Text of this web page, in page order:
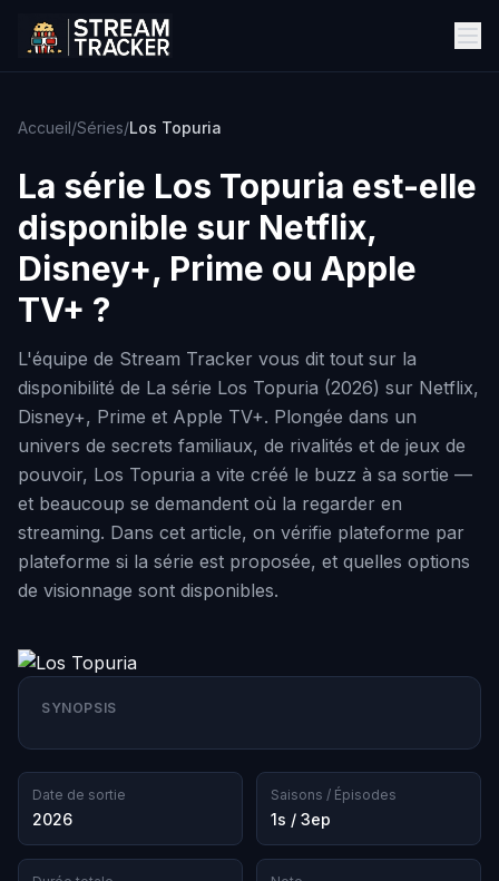
Accueil/Séries/Los Topuria
La série Los Topuria est-elle
disponible sur Netflix,
Disney+, Prime ou Apple
TV+ ?
L'équipe de Stream Tracker vous dit tout sur la
disponibilité de La série Los Topuria (2026) sur Netflix,
Disney+, Prime et Apple TV+. Plongée dans un
univers de secrets familiaux, de rivalités et de jeux de
pouvoir, Los Topuria a vite créé le buzz à sa sortie —
et beaucoup se demandent où la regarder en
streaming. Dans cet article, on vérifie plateforme par
plateforme si la série est proposée, et quelles options
de visionnage sont disponibles.
SYNOPSIS
Date de sortie
2026
Saisons / Épisodes
1s / 3ep